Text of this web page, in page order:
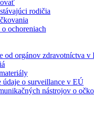
rodičia
ochoreniach
od orgánov zdravotníctva v
údaje o surveillance v EÚ
nástrojov o